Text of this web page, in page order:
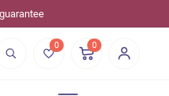
0 0